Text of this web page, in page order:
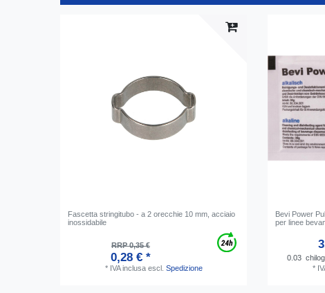
Fascetta stringitubo - a 2 orecchie 10 mm, acciaio
inossidabile
RRP 0,35 €
0,28 € *
* IVA inclusaescl. Spedizione
Bevi Power
per linee
0.03
*